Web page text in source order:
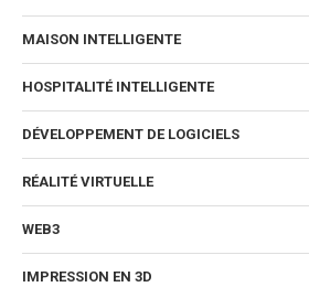
MAISON INTELLIGENTE
HOSPITALITÉ INTELLIGENTE
DÉVELOPPEMENT DE LOGICIELS
RÉALITÉ VIRTUELLE
WEB3
IMPRESSION EN 3D